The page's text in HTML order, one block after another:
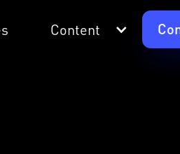
Content